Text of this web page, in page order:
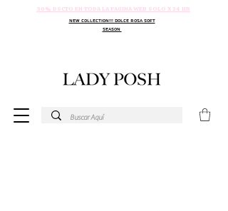
30% DSCTO EN TODA LA PAGINA WEB SOLO X 24 HR
NEW COLLECTION!!! DOLCE ROSA SOFT
SEASON